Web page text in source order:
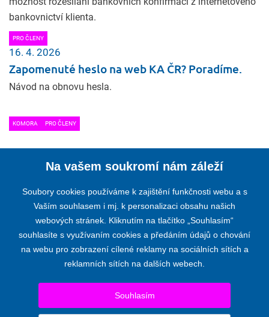
bankovnictví klienta.
PRO ČLENY
16. 4. 2026
Zapomenuté heslo na web KA ČR? Poradíme.
Návod na obnovu hesla.
KOMORA PRO ČLENY
KOMORA AUDITORŮ ČESKÉ REPUBLIKY
Opletalova 55, 110 00 PRAHA 1
Telefon:+420 224 222 178,+420 224 212 670
Na vašem soukromí nám záleží
Soubory cookies používáme k zajištění funkčnosti webu a s
Vaším souhlasem i mj. k personalizaci obsahu našich
webových stránek. Kliknutím na tlačítko „Souhlasím“
souhlasíte s využívaním cookies a předáním údajů o chování
na webu pro zobrazení cílené reklamy na sociálních sítích a
reklamních sítích na dalších webech.
Souhlasím